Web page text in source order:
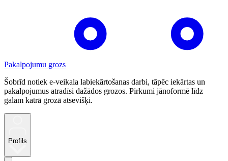
Pakalpojumu grozs
Šobrīd notiek e-veikala labiekārtošanas darbi, tāpēc iekārtas un
pakalpojumus atradīsi dažādos grozos. Pirkumi jānoformē līdz
galam katrā grozā atsevišķi.
Profils